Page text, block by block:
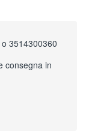
3514300360
consegna in